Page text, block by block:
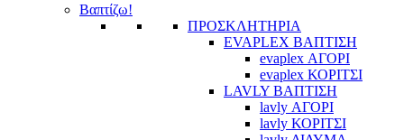
Βαπτίζω!
ΠΡΟΣΚΛΗΤΗΡΙΑ
EVAPLEX ΒΑΠΤΙΣΗ
evaplex ΑΓΟΡΙ
evaplex ΚΟΡΙΤΣΙ
LAVLY ΒΑΠΤΙΣΗ
lavly ΑΓΟΡΙ
lavly ΚΟΡΙΤΣΙ